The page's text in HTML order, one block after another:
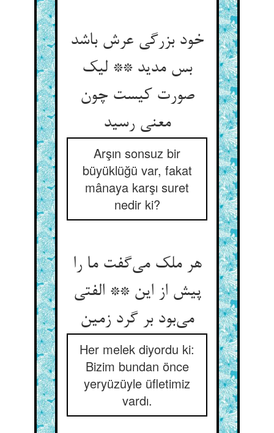
خود بزرگی عرش باشد
بس مدید ** لیک
صورت کیست چون
معنی رسید
Arşın sonsuz bir
büyüklüğü var, fakat
mânaya karşı suret
nedir ki?
هر ملک می‌‌گفت ما را
پیش از این ** الفتی
Her melek diyordu ki:
Bizim bundan önce
yeryüzüyle üfletimiz
vardı.